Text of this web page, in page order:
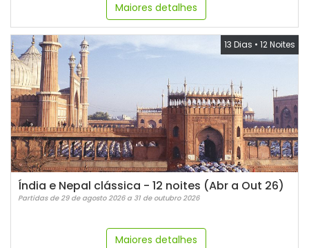
Maiores detalhes
13 Dias • 12 Noites
Índia e Nepal clássica - 12 noites (Abr a Out 26)
Partidas de 29 de agosto 2026 a 31 de outubro 2026
Maiores detalhes